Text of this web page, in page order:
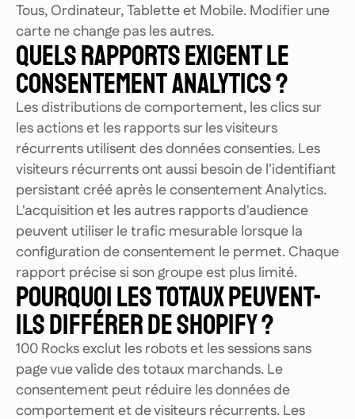
Tous, Ordinateur, Tablette et Mobile. Modifier une
carte ne change pas les autres.
QUELS RAPPORTS EXIGENT LE
CONSENTEMENT ANALYTICS ?
Les distributions de comportement, les clics sur
les actions et les rapports sur les visiteurs
récurrents utilisent des données consenties. Les
visiteurs récurrents ont aussi besoin de l'identifiant
persistant créé après le consentement Analytics.
L'acquisition et les autres rapports d'audience
peuvent utiliser le trafic mesurable lorsque la
configuration de consentement le permet. Chaque
rapport précise si son groupe est plus limité.
POURQUOI LES TOTAUX PEUVENT-
ILS DIFFÉRER DE SHOPIFY ?
100 Rocks exclut les robots et les sessions sans
page vue valide des totaux marchands. Le
consentement peut réduire les données de
comportement et de visiteurs récurrents. Les